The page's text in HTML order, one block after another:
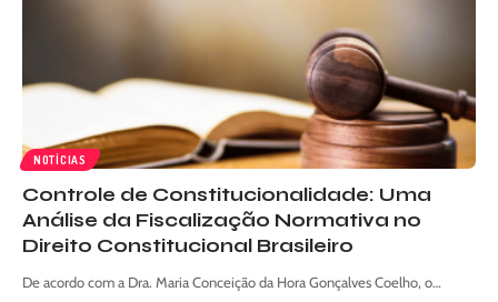
NOTÍCIAS
Controle de Constitucionalidade: Uma
Análise da Fiscalização Normativa no
Direito Constitucional Brasileiro
De acordo com a Dra. Maria Conceição da Hora Gonçalves Coelho, o…